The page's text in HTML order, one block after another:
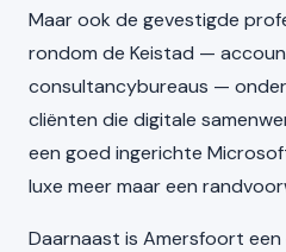
Maar ook de gevestigde
rondom de Keistad —
consultancybureaus —
cliënten die digitale
een goed ingerichte
luxe meer maar een
Daarnaast is Amersfoort